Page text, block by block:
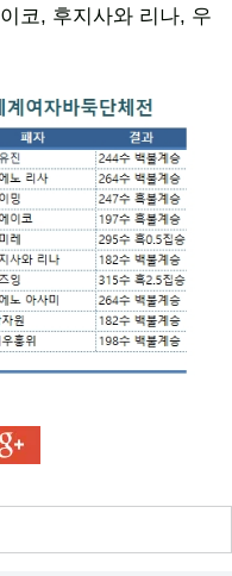
코, 후지사와 리나, 우